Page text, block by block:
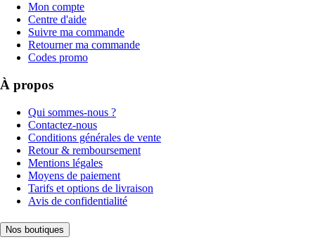
Mon compte
Centre d'aide
Suivre ma commande
Retourner ma commande
Codes promo
À propos
Qui sommes-nous ?
Contactez-nous
Conditions générales de vente
Retour & remboursement
Mentions légales
Moyens de paiement
Tarifs et options de livraison
Avis de confidentialité
Nos boutiques